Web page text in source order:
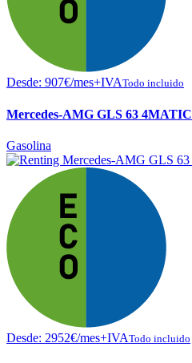
Desde: 907€/mes+IVATodo incluido
Mercedes-AMG GLS 63 4MATIC
Gasolina
Desde: 2952€/mes+IVATodo incluido